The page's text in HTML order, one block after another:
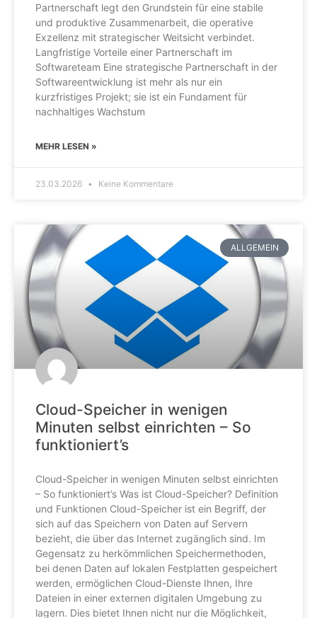
Partnerschaft legt den Grundstein für eine stabile
und produktive Zusammenarbeit, die operative
Exzellenz mit strategischer Weitsicht verbindet.
Langfristige Vorteile einer Partnerschaft im
Softwareteam Eine strategische Partnerschaft in der
Softwareentwicklung ist mehr als nur ein
kurzfristiges Projekt; sie ist ein Fundament für
nachhaltiges Wachstum
MEHR LESEN »
23.03.2026 Keine Kommentare
ALLGEMEIN
Cloud-Speicher in wenigen
Minuten selbst einrichten – So
funktioniert’s
Cloud-Speicher in wenigen Minuten selbst einrichten
– So funktioniert’s Was ist Cloud-Speicher? Definition
und Funktionen Cloud-Speicher ist ein Begriff, der
sich auf das Speichern von Daten auf Servern
bezieht, die über das Internet zugänglich sind. Im
Gegensatz zu herkömmlichen Speichermethoden,
bei denen Daten auf lokalen Festplatten gespeichert
werden, ermöglichen Cloud-Dienste Ihnen, Ihre
Dateien in einer externen digitalen Umgebung zu
lagern. Dies bietet Ihnen nicht nur die Möglichkeit,